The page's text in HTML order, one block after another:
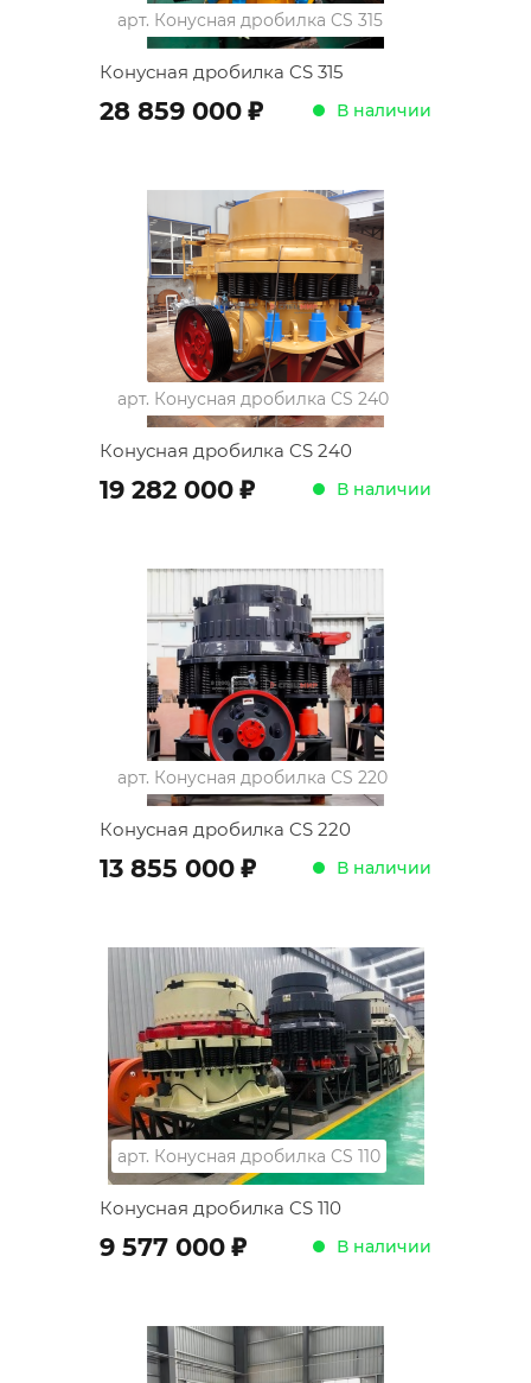
арт. Конусная дробилка CS 315
Конусная дробилка CS 315
28 859 000 ; В наличии
арт. Конусная дробилка CS 240
Конусная дробилка CS 240
19 282 000 ; В наличии
арт. Конусная дробилка CS 220
Конусная дробилка CS 220
13 855 000 ; В наличии
арт. Конусная дробилка CS 110
Конусная дробилка CS 110
9 577 000 ; В наличии